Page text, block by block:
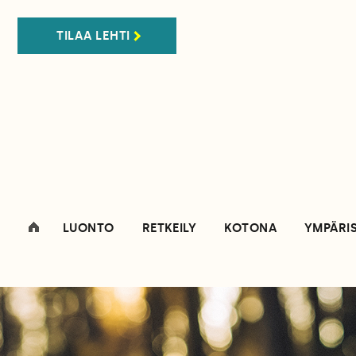
TILAA LEHTI
LUONTO RETKEILY KOTONA